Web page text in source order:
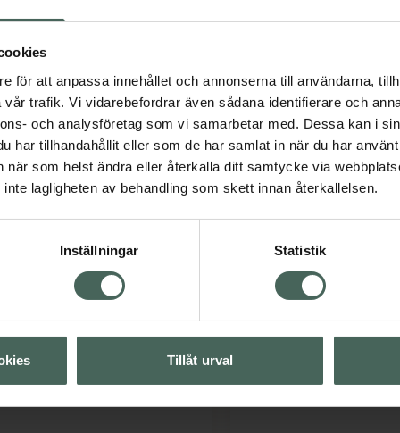
för att anpassa innehållet och annonserna till användarna,
trafik. Vi vidarebefordrar även sådana identifierare och
och analysföretag som vi samarbetar med. Dessa kan i
har tillhandahållit eller som de har samlat in när du har
när som helst ändra eller återkalla ditt samtycke via
lagligheten av behandling som skett innan återkallelsen.
Inställningar Statistik
Tillåt urval
Elastiskt Knäbandage
Storlek L/XL
för knäleden 1 st
produkt
198 kr
Actimove
GenuMotion Knee
Stabilt knästöd 1 st
Pris online
579 kr